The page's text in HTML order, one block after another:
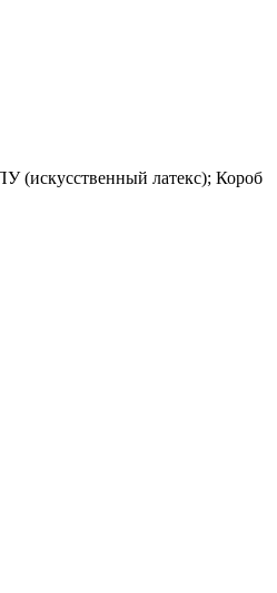
(искусственный латекс); Короб